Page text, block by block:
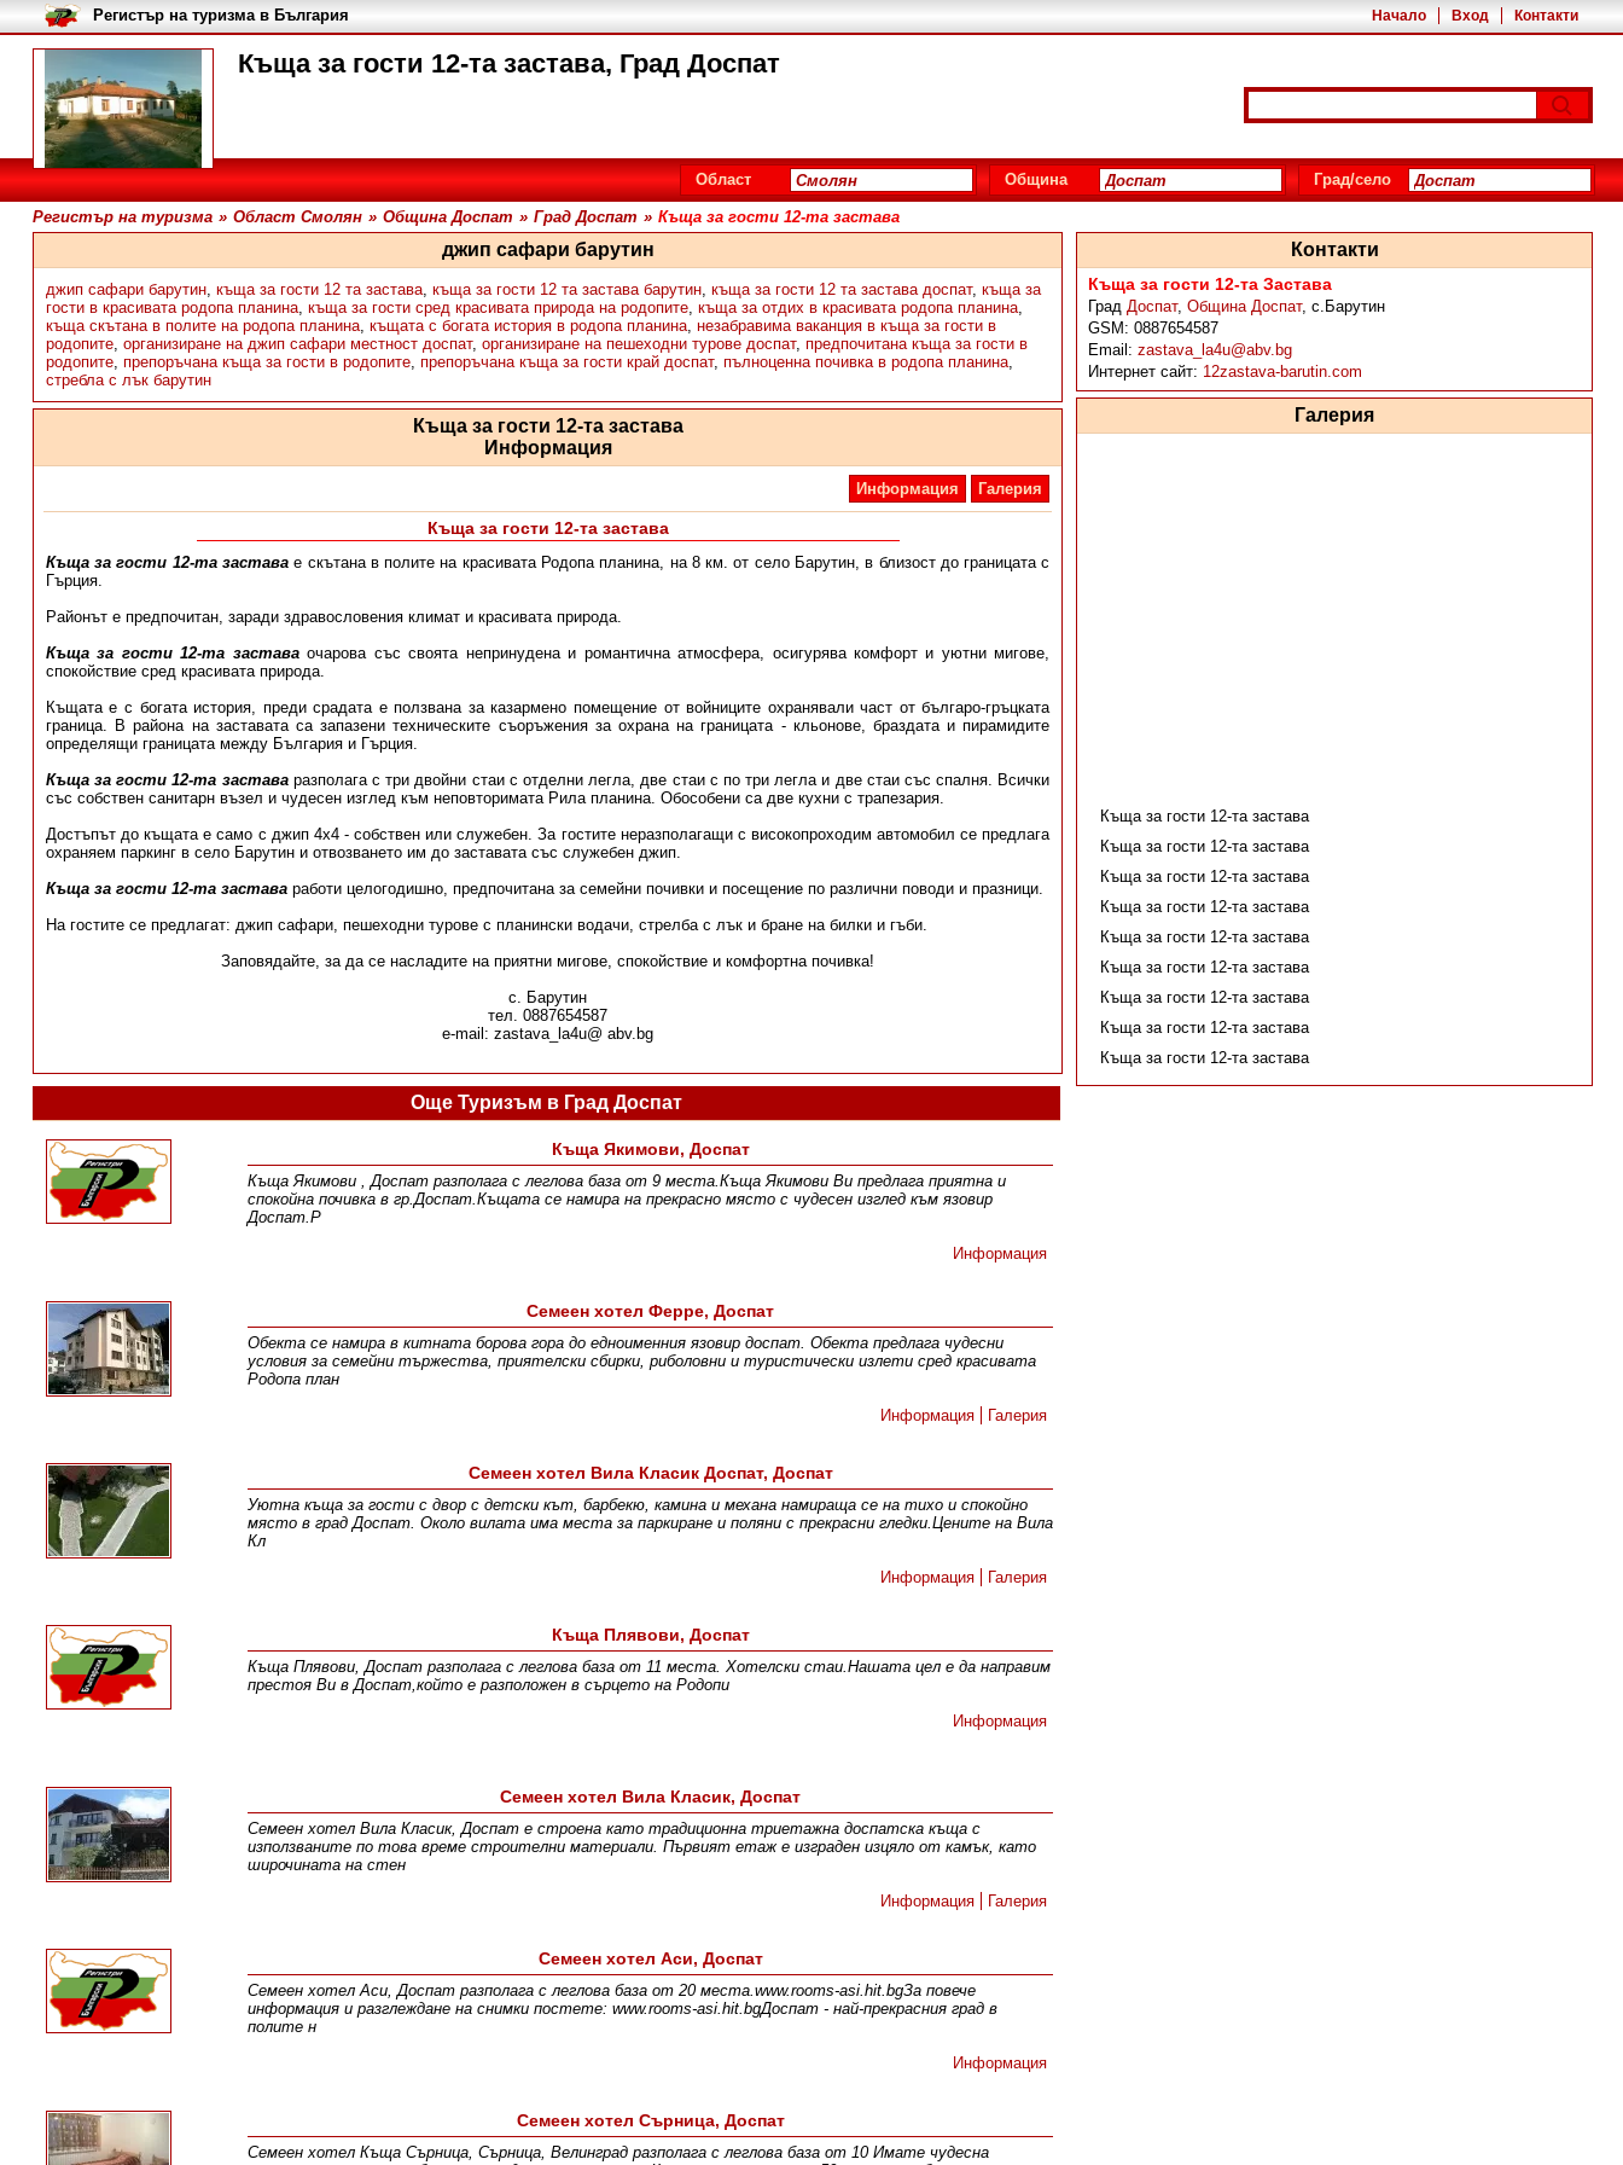
Къща за гости 12-та застава, Град Доспат
Начало Вход Контакти
Регистър на туризма в България
Област Община Град/село
Регистър на туризма » Област Смолян » Община Доспат » Град Доспат » Къща за гости 12-та застава
джип сафари барутин
джип сафари барутин, къща за гости 12 та застава, къща за гости 12 та застава барутин, къща за гости 12 та застава доспат, къща за
гости в красивата родопа планина, къща за гости сред красивата природа на родопите, къща за отдих в красивата родопа планина,
къща скътана в полите на родопа планина, къщата с богата история в родопа планина, незабравима ваканция в къща за гости в
родопите, организиране на джип сафари местност доспат, организиране на пешеходни турове доспат, предпочитана къща за гости в
родопите, препоръчана къща за гости в родопите, препоръчана къща за гости край доспат, пълноценна почивка в родопа планина,
стребла с лък барутин
Къща за гости 12-та застава
Информация
Информация Галерия
Къща за гости 12-та застава
Къща за гости 12-та застава е скътана в полите на красивата Родопа планина, на 8 км. от село Барутин, в близост до границата с
Гърция.
Районът е предпочитан, заради здравословения климат и красивата природа.
Къща за гости 12-та заставаочарова със своята непринудена и романтична атмосфера, осигурява комфорт и уютни мигове,
спокойствие сред красивата природа.
Къщата е с богата история, преди срадата е ползвана за казармено помещение от войниците охранявали част от българо-гръцката
граница. В района на заставата са запазени техническите съоръжения за охрана на границата - кльонове, браздата и пирамидите
определящи границата между България и Гърция.
Къща за гости 12-та заставаразполага с три двойни стаи с отделни легла, две стаи с по три легла и две стаи със спалня. Всички
със собствен санитарн възел и чудесен изглед към неповторимата Рила планина. Обособени са две кухни с трапезария.
Достъпът до къщата е само с джип 4x4 - собствен или служебен. За гостите неразполагащи с високопроходим автомобил се предлага
охраняем паркинг в село Барутин и отвозването им до заставата със служебен джип.
Къща за гости 12-та заставаработи целогодишно, предпочитана за семейни почивки и посещение по различни поводи и празници.
На гостите се предлагат: джип сафари, пешеходни турове с планински водачи, стрелба с лък и бране на билки и гъби.
Заповядайте, за да се насладите на приятни мигове, спокойствие и комфортна почивка!
с. Барутин
тел. 0887654587
е-mail: zastava_la4u@ abv.bg
Контакти
Къща за гости 12-та Застава
Град Доспат, Община Доспат, с.Барутин
GSM: 0887654587
Email: zastava_la4u@abv.bg
Интернет сайт: 12zastava-barutin.com
Галерия
Къща за гости 12-та застава
Къща за гости 12-та застава
Къща за гости 12-та застава
Къща за гости 12-та застава
Къща за гости 12-та застава
Къща за гости 12-та застава
Къща за гости 12-та застава
Къща за гости 12-та застава
Къща за гости 12-та застава
Още Туризъм в Град Доспат
Къща Якимови, Доспат
Къща Якимови , Доспат разполага с леглова база от 9 места.Къща Якимови Ви предлага приятна и
спокойна почивка в гр.Доспат.Къщата се намира на прекрасно място с чудесен изглед към язовир
Доспат.Р
Информация
Семеен хотел Ферpе, Доспат
Обекта се намира в китната борова гора до едноименния язовир доспат. Обекта предлага чудесни
условия за семейни тържества, приятелски сбирки, риболовни и туристически излети сред красивата
Родопа план
Информация
Галерия
Семеен хотел Вила Класик Доспат, Доспат
Уютна къща за гости с двор с детски кът, барбекю, камина и механа намираща се на тихо и спокойно
място в град Доспат. Около вилата има места за паркиране и поляни с прекрасни гледки.Цените на Вила
Кл
Информация
Галерия
Къща Плявови, Доспат
Къща Плявови, Доспат разполага с леглова база от 11 места. Хотелски стаи.Нашата цел е да направим
престоя Ви в Доспат,който е разположен в сърцето на Родопи
Информация
Семеен хотел Вила Класик, Доспат
Семеен хотел Вила Класик, Доспат е строена като традиционна триетажна доспатска къща с
използваните по това време строителни материали. Първият етаж е изграден изцяло от камък, като
широчината на стен
Информация
Галерия
Семеен хотел Аси, Доспат
Семеен хотел Аси, Доспат разполага с леглова база от 20 места.www.rooms-asi.hit.bgЗа повече
информация и разглеждане на снимки постете: www.rooms-asi.hit.bgДоспат - най-прекрасния град в
полите н
Информация
Семеен хотел Сърница, Доспат
Семеен хотел Къща Сърница, Сърница, Велинград разполага с леглова база от 10 Имате чудесна